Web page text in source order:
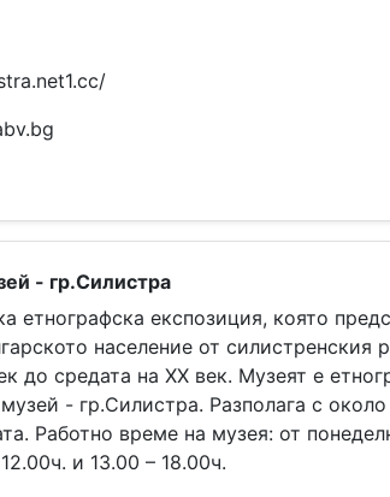
- гр.Силистра
етнографска експозиция, която
население от силистренския
до средата на XX век. Музеят е
- гр.Силистра. Разполага с
Работно време на музея: от
и 13.00 – 18.00ч.